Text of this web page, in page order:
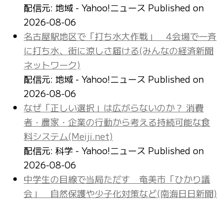
配信元: 地域 - Yahoo!ニュース Published on
2026-08-06
名古屋駅地区で「打ち水大作戦」 4会場で一斉
に打ち水、街に涼しさ届ける(みんなの経済新聞
ネットワーク)
配信元: 地域 - Yahoo!ニュース Published on
2026-08-06
なぜ「正しい選択」は広がらないのか？ 消費
者・農家・企業の行動から考える持続可能な食
料システム(Meiji.net)
配信元: 科学 - Yahoo!ニュース Published on
2026-08-06
中学生の目線で当局ただす 奄美市「ひかり議
会」 自然保護や少子化対策など(南海日日新聞)